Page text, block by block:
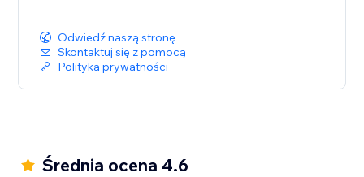
Odwiedź naszą stronę
Skontaktuj się z pomocą
Polityka prywatności
Średnia ocena 4.6